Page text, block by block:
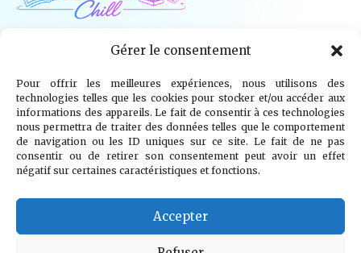
Gérer le consentement
Pour offrir les meilleures expériences, nous utilisons des
technologies telles que les cookies pour stocker et/ou accéder aux
informations des appareils. Le fait de consentir à ces technologies
nous permettra de traiter des données telles que le comportement
de navigation ou les ID uniques sur ce site. Le fait de ne pas
consentir ou de retirer son consentement peut avoir un effet
négatif sur certaines caractéristiques et fonctions.
Accepter
Jeux Vidéo Tech Tabletop Livres
Mangas / BD TV Goodies Kids
Wargames
info@geekandchill.com